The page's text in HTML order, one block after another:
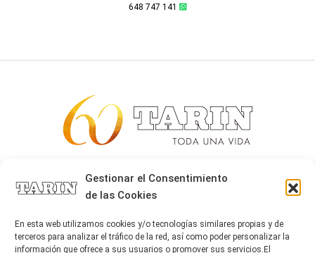
Gestionar el Consentimiento
de las Cookies
En esta web utilizamos cookies y/o tecnologías similares propias y de
terceros para analizar el tráfico de la red, así como poder personalizar la
información que ofrece a sus usuarios o promover sus servicios.El
648 747 141
Alta joyería desde 1963
Tarín Magazine
Contacto